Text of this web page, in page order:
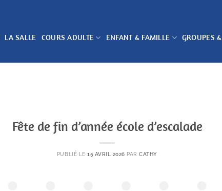
LA SALLE COURS ADULTE ENFANT & FAMILLE GROUPES
Fête de fin d’année école d’escalade
PUBLIÉ LE15 AVRIL 2026 PARCATHY